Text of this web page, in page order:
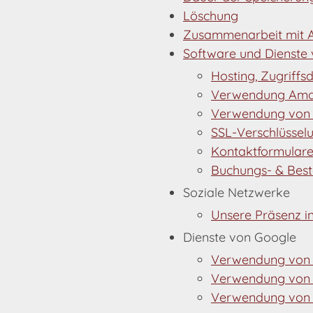
Löschung
Zusammenarbeit mit
Software und Dienste
Hosting,
Verwendung
Verwendung von
SSL-
Kontaktformulare
Buchungs- &
Soziale Netzwerke
Unsere Präsenz
Dienste von Google
Verwendung von
Verwendung
Verwendung